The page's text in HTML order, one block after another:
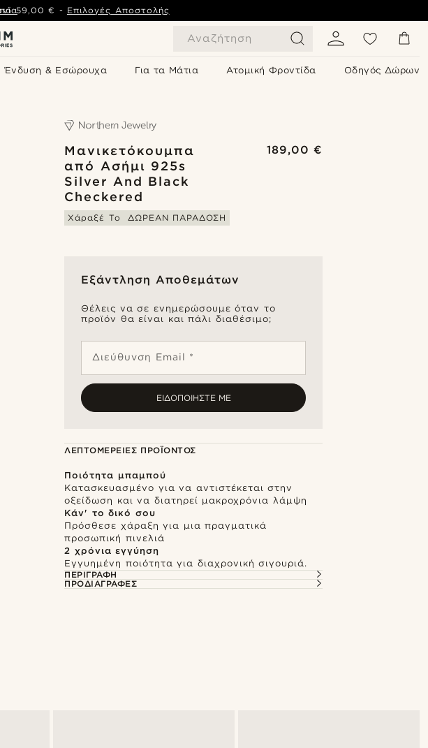
Αναζήτηση
Ένδυση & Εσώρουχα Για τα Μάτια Ατομική Φροντίδα Οδηγός Δώρων
59,00 € - Επιλογές Αποστολής
Μανικετόκουμπα
από Ασήμι 925s
Silver And Black
Checkered
189,00 €
Χάραξέ Το ΔΩΡΕΑΝ ΠΑΡΑΔΟΣΗ
Εξάντληση Αποθεμάτων
Θέλεις να σε ενημερώσουμε όταν το
προϊόν θα είναι και πάλι διαθέσιμο;
Διεύθυνση Email *
ΕΙΔΟΠΟΙΉΣΤΕ ΜΕ
ΛΕΠΤΟΜΈΡΕΙΕΣ ΠΡΟΪΌΝΤΟΣ
Ποιότητα μπαμπού
Κατασκευασμένο για να αντιστέκεται στην
οξείδωση και να διατηρεί μακροχρόνια λάμψη
Κάν' το δικό σου
Πρόσθεσε χάραξη για μια πραγματικά
προσωπική πινελιά
2 χρόνια εγγύηση
Εγγυημένη ποιότητα για διαχρονική σιγουριά.
ΠΕΡΙΓΡΑΦΉ
ΠΡΟΔΙΑΓΡΑΦΈΣ